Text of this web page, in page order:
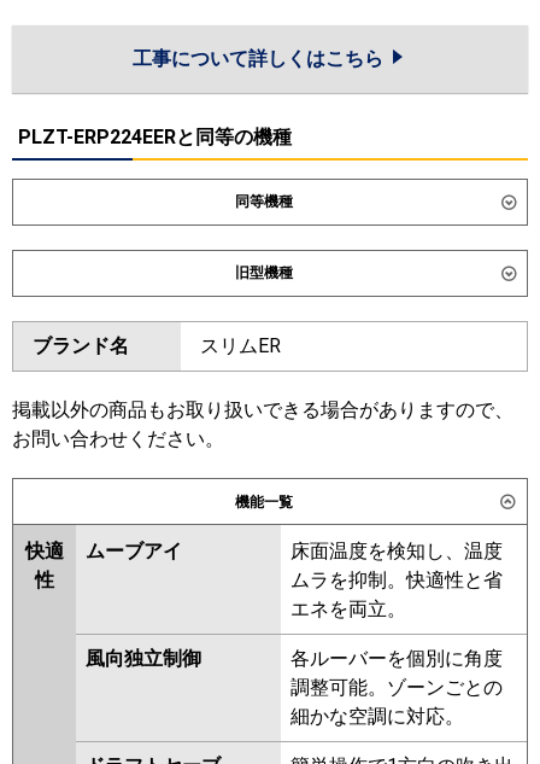
工事について詳しくはこちら
PLZT-ERP224EERと同等の機種
同等機種
ダイキン SZRC224CM SZRC224CNM
SZRUC224CM
東芝 GUSC224141MUB GUSC224141XU
GUSC22414P1XU
三菱電機 PLZT-ERMP224HE6
ERMP224HLE6
日立 RCI-GP224RSHG6
三菱重工
FDTV2246HT6SA
FDTV2246HT6SA-osj
FDTV2246HT6SA-rak
FDTV2246HT6SA-airf
PA-P224U7HTC PA-
P224U7HTNC
旧型機種
ダイキン SZRC224BAM SZRC224BANM
SZRUC224BAM
SZRC224BNM SZRJC224BM
SZRJC224AM SZRC224AM
SZRC224ANM
GUSC22413XU
GUSC22413PXU
GUSC22413PMUB
RUSC22433MUB
RUSC22433MU
RUSC22433XU RUSC22433M
RUSC22433X AUSC22437M
AUSC22437X AUSC22477X
AUSC22477M
ブランド名 スリムER
掲載以外の商品もお取り扱いできる場合がありますので、
お問い合わせください。
機能一覧
快適
性
ムーブアイ
床面温度を検知し、温度
ムラを抑制。快適性と省
エネを両立。
風向独立制御
各ルーバーを個別に角度
調整可能。ゾーンごとの
細かな空調に対応。